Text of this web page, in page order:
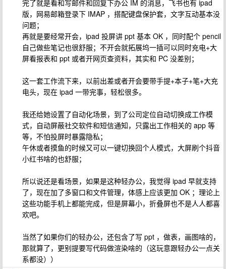
完了就是看和写邮件和回复下办公 IM 的消息，飞书也有 ipad
版，网易邮箱登录下 IMAP ，搭配键盘保护套，文字互动基本没
问题；
再就是要经常开会，ipad 投屏讲 ppt 基本 OK ，同时配个 pencil
自己做些笔记也很舒服；不开会就拓展坞一插可以同时充电+大
屏看报表和 ppt 或者开网页查资料，其实和 PC 没差别；
这一套工作流下来，以前出差或者开会要带手提+本子+笔+大充
电头，现在 ipad 一带完事，轻松很多。
我还给她设置了自动化场景，到了公司定位自动切换成工作模
式，自动屏蔽社交软件和短信通知，只露出工作相关的 app 等
等，不怕投屏时暴露隐私；
午休或者摸鱼的时候又可以一键切换回个人模式，大屏刷个抖音
小红书啥的也舒服；
所以说还是看场景，如果是这种轻办公，我觉得 ipad 早就支持
了，现在加了多窗口和文件管理，体感上应该更加 OK ；理论上
这些功能手机上都能完成，但是屏幕小，折叠屏也不是人人都喜
欢吧。
当然了如果你们的轻办公，还包含了写 ppt ，做表，画图啥的，
那就算了，更别提要写代码做渲染啥的（这玩意跟轻办公一点关
系都没））